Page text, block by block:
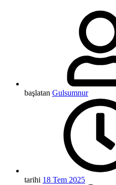
başlatan Gulsumnur
tarihi 18 Tem 2025